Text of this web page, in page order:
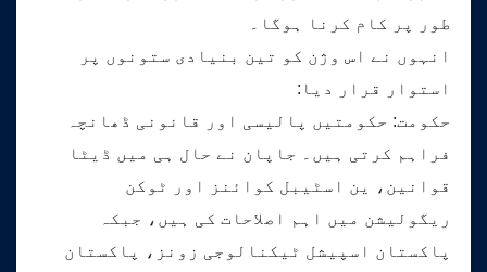
طور پر کام کرنا ہوگا۔
انہوں نے اس وژن کو تین بنیادی ستونوں پر
استوار قرار دیا:
حکومت: حکومتیں پالیسی اور قانونی ڈھانچہ
فراہم کرتی ہیں۔ جاپان نے حال ہی میں ڈیٹا
قوانین، ین اسٹیبل کوائنز اور ٹوکن
ریگولیشن میں اہم اصلاحات کی ہیں، جبکہ
پاکستان اسپیشل ٹیکنالوجی زونز، پاکستان